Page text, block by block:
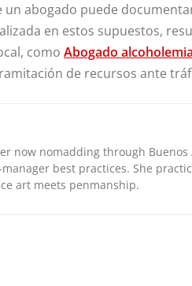
abogado puede
en estos supuestos,
como Abogado
de recursos ante
now nomadding through Buenos
best practices. She
art meets penmanship.